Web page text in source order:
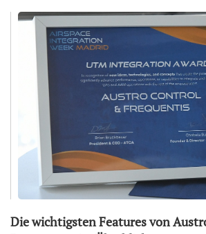
Die wichtigsten Features von